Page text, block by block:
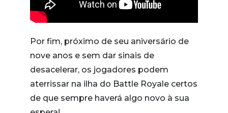
Por fim, próximo de seu aniversário de
nove anos e sem dar sinais de
desacelerar, os jogadores podem
aterrissar na ilha do Battle Royale certos
de que sempre haverá algo novo à sua